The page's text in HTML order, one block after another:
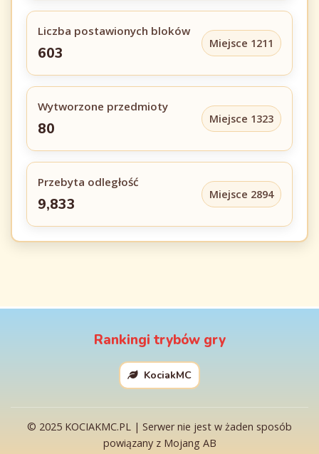
Liczba postawionych bloków
603
Miejsce 1211
Wytworzone przedmioty
80
Miejsce 1323
Przebyta odległość
9,833
Miejsce 2894
Rankingi trybów gry
KociakMC
© 2025 KOCIAKMC.PL | Serwer nie jest w żaden sposób
powiązany z Mojang AB